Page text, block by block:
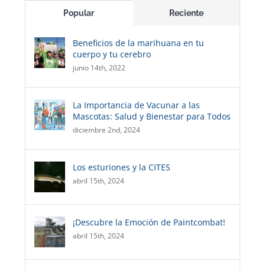
Popular Reciente
Beneficios de la marihuana en tu
cuerpo y tu cerebro
junio 14th, 2022
La Importancia de Vacunar a las
Mascotas: Salud y Bienestar para Todos
diciembre 2nd, 2024
Los esturiones y la CITES
abril 15th, 2024
¡Descubre la Emoción de Paintcombat!
abril 15th, 2024